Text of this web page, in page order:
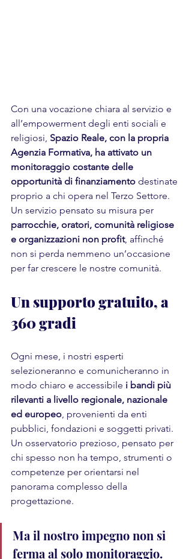
Con una vocazione chiara al servizio e
all’empowerment degli enti sociali e
religiosi, Spazio Reale, con la propria
Agenzia Formativa, ha attivato un
monitoraggio costante delle
opportunità di finanziamento destinate
proprio a chi opera nel Terzo Settore.
Un servizio pensato su misura per
parrocchie, oratori, comunità religiose
e organizzazioni non profit, affinché
non si perda nemmeno un’occasione
per far crescere le nostre comunità.
Un supporto gratuito, a
360 gradi
Ogni mese, i nostri esperti
selezioneranno e comunicheranno in
modo chiaro e accessibile i bandi più
rilevanti a livello regionale, nazionale
ed europeo, provenienti da enti
pubblici, fondazioni e soggetti privati.
Un osservatorio prezioso, pensato per
chi spesso non ha tempo, strumenti o
competenze per orientarsi nel
panorama complesso della
progettazione.
Ma il nostro impegno non si
ferma al solo monitoraggio.